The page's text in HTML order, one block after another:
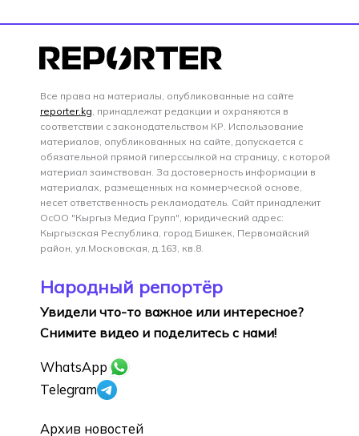
Все права на материалы, опубликованные на сайте
reporter.kg , принадлежат редакции и охраняются в
соответствии с законодательством КР. Использование
материалов, опубликованных на сайте, допускается с
обязательной прямой гиперссылкой на страницу, с которой
материал заимствован. За достоверность информации в
материалах, размещенных на коммерческой основе,
несет ответственность рекламодатель. Сайт принадлежит
ОсОО "Кыргыз Медиа Групп", юридический адрес:
Кыргызская Республика, город Бишкек, Первомайский
район, ул.Московская, д.163, кв.8.
Народный репортёр
Увидели что-то важное или интересное?
Снимите видео и поделитесь с нами!
WhatsApp
Telegram
Архив новостей